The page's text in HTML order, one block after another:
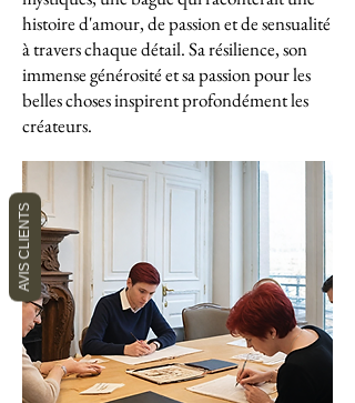
histoire d'amour, de passion et de sensualité
à travers chaque détail. Sa résilience, son
immense générosité et sa passion pour les
belles choses inspirent profondément les
créateurs.
AVIS CLIENTS